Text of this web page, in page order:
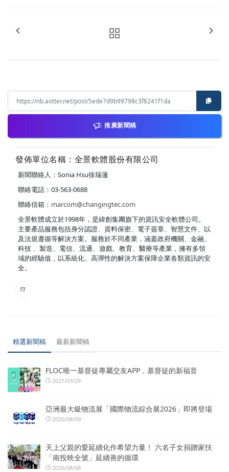
推廣新聞稿
發佈單位名稱：全景軟體股份有限公司
新聞聯絡人：Sonia Hsu徐瑞蓮
聯絡電話：03-563-0688
聯絡信箱： marcom@changingtec.com
全景軟體成立於1998年，是緯創集團旗下的資訊安全軟體公司。
主要產品服務包括身分認證、資料保密、電子簽章、智慧文件、以
及法規遵循等解決方案。服務於不同產業，涵蓋政府機關、金融、
科技 、製造、電信、流通、遊戲、教育、醫療等產業，擁有多領
域的經驗值，以系統化、高彈性的解決方案保障企業各類資訊的安
全。
精選新聞稿 最新新聞稿
FLOC唯一基督徒專屬交友APP，基督徒的新福音
2021/03/29
亞洲最大級物流展「國際物流綜合展2026」即將登場
2026/08/09
天上父親的愛延續化作希望力量！ 六名子女捐贈家扶
「南投映全號」延續善的循環
2026/08/08